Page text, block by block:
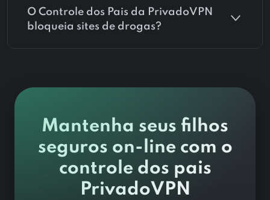
O Controle dos Pais da PrivadoVPN
bloqueia sites de drogas?
Mantenha seus filhos
seguros on-line com o
controle dos pais
PrivadoVPN